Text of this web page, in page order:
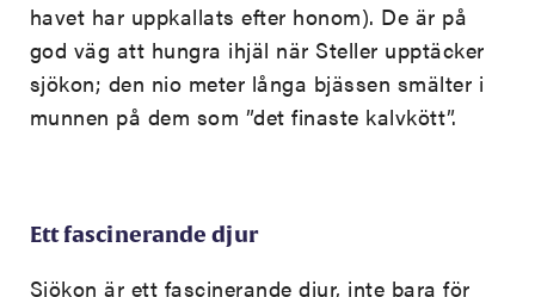
havet har uppkallats efter honom). De är på
god väg att hungra ihjäl när Steller upptäcker
sjökon; den nio meter långa bjässen smälter i
munnen på dem som ”det finaste kalvkött”.
Ett fascinerande djur
Sjökon är ett fascinerande djur, inte bara för